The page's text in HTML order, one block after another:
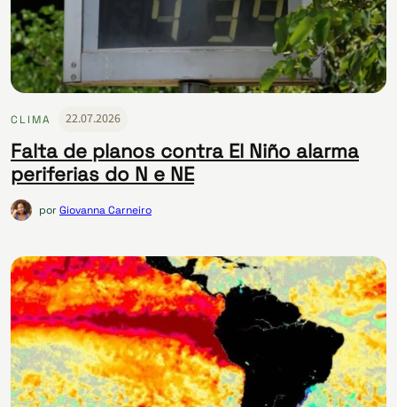
CLIMA 22.07.2026
Falta de planos contra El Niño alarma
periferias do N e NE
porGiovanna Carneiro